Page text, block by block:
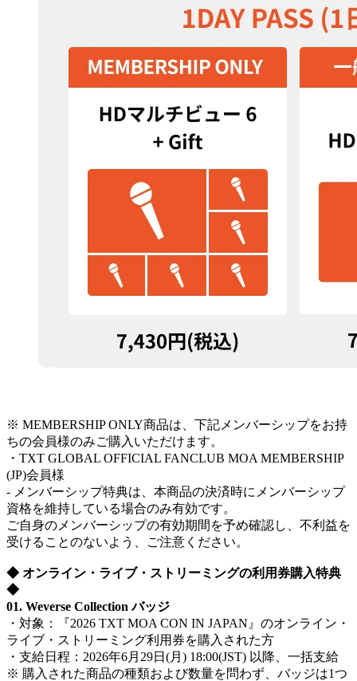
※ MEMBERSHIP ONLY商品は、下記メンバーシップをお持
ちの会員様のみご購入いただけます。
・TXT GLOBAL OFFICIAL FANCLUB MOA MEMBERSHIP
(JP)会員様
- メンバーシップ特典は、本商品の決済時にメンバーシップ
資格を維持している場合のみ有効です。
ご自身のメンバーシップの有効期間を予め確認し、不利益を
受けることのないよう、ご注意ください。
◆ オンライン・ライブ・ストリーミングの利用券購入特典
◆
01. Weverse Collection バッジ
・対象：『2026 TXT MOA CON IN JAPAN』のオンライン・
ライブ・ストリーミング利用券を購入された方
・支給日程：2026年6月29日(月) 18:00(JST) 以降、一括支給
※ 購入された商品の種類および数量を問わず、バッジは1つ